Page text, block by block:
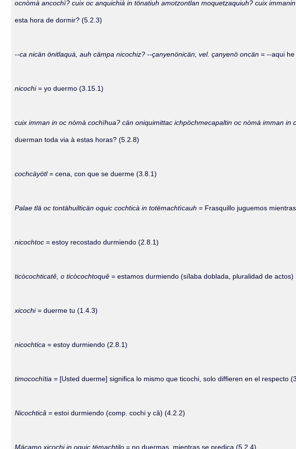
ocnòmà ancochì? cuix oc anquichià in tönatiuh amotzontlan moquetzaquiuh? cuix
esta hora de dormir? (5.2.3)
--ca nicän önitlaquà, auh cämpa nicochiz? --çanyenönicän, vel. çanyenö oncän= --aqui
nicochi= yo duermo (3.15.1)
cuix imman in oc nòmà cochïhua? cän oniquimittac ichpöchmecapaltin oc nòmà imman in
duerman toda via à estas horas? (5.2.8)
cochcäyötl= cena, con que se duerme (3.8.1)
Palae tlä oc tontähuilticän oquic cochticà in totëmachtìcauh= Frasquillo juguemos
nicochtoc= estoy recostado durmiendo (2.8.1)
ticòcochticatê, o ticòcochtoquê= estamos durmiendo (sílaba doblada, pluralidad de actos)
xicochi= duerme tu (1.4.3)
nicochtica= estoy durmiendo (2.8.1)
timocochïtia= [Usted duerme] significa lo mismo que ticochi, solo diffieren en el respecto
Nicochticâ= estoi durmiendo (comp. cochi y câ) (4.2.2)
Mäcamo xicochi in oquic tëmachtilo= no duermas, mientras se predica (5.2.4)